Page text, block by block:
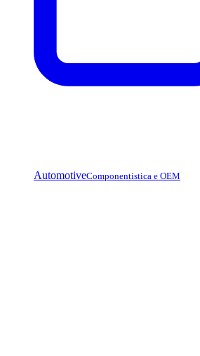
AutomotiveComponentistica e OEM